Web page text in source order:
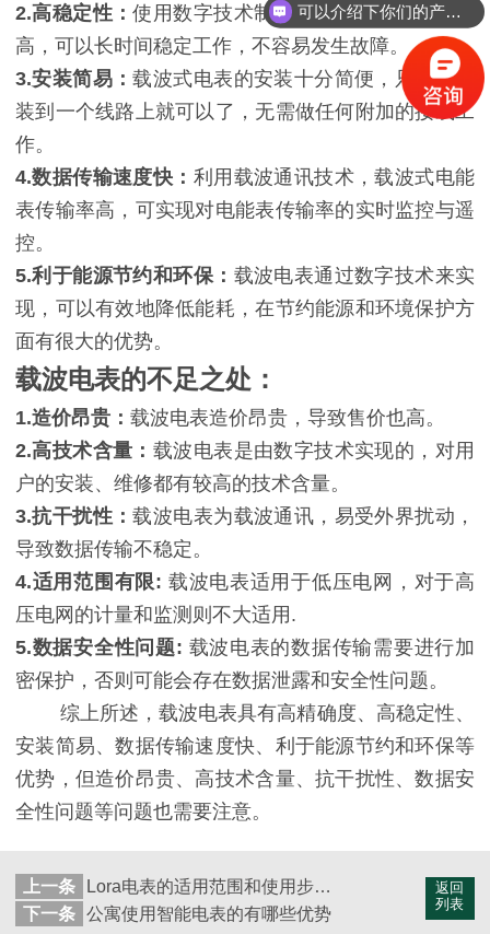
2.高稳定性：使用数字技术制作的载波电表，稳定性
高，可以长时间稳定工作，不容易发生故障。
3.安装简易：载波式电表的安装十分简便，只要把它
装到一个线路上就可以了，无需做任何附加的接线工
作。
4.数据传输速度快： 利用载波通讯技术，载波式电能
表传输率高，可实现对电能表传输率的实时监控与遥
控。
5.利于能源节约和环保： 载波电表通过数字技术来实
现，可以有效地降低能耗，在节约能源和环境保护方
面有很大的优势。
载波电表的不足之处：
1.造价昂贵： 载波电表造价昂贵，导致售价也高。
2.高技术含量： 载波电表是由数字技术实现的，对用
户的安装、维修都有较高的技术含量。
3.抗干扰性：载波电表为载波通讯，易受外界扰动，
导致数据传输不稳定。
4.适用范围有限: 载波电表适用于低压电网，对于高
压电网的计量和监测则不大适用.
5.数据安全性问题: 载波电表的数据传输需要进行加
密保护，否则可能会存在数据泄露和安全性问题。
综上所述，载波电表具有高精确度、高稳定性、
安装简易、数据传输速度快、利于能源节约和环保等
优势，但造价昂贵、高技术含量、抗干扰性、数据安
全性问题等问题也需要注意。
返回
列表
上一条
Lora电表的适用范围和使用步骤说明-森维电子
下一条 公寓使用智能电表的有哪些优势
可以介绍下你们的产品么？